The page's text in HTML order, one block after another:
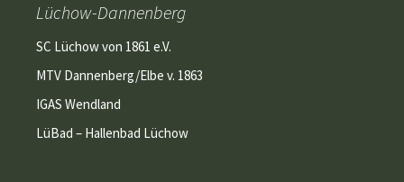
Lüchow-Dannenberg
SC Lüchow von 1861 e.V.
MTV Dannenberg/Elbe v. 1863
IGAS Wendland
LüBad – Hallenbad Lüchow